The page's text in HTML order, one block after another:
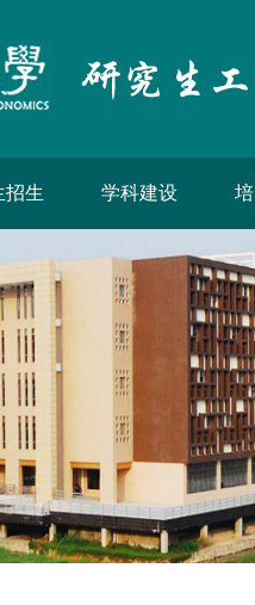
招生 学科建设